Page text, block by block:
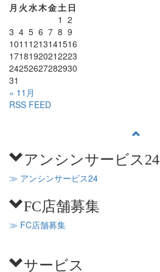
月 火水木金土 日
« 11月
1 2
3 4 5 6 7 8 9
1011 1213141516
17181920212223
24252627282930
31
RSS FEED
アンシンサービス24
≫ アンシンサービス24
FC店舗募集
≫ FC店舗募集
サービス